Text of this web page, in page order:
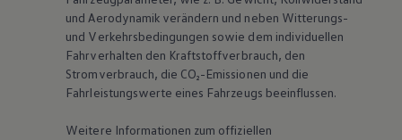
und Aerodynamik verändern und neben Witterungs-
und Verkehrsbedingungen sowie dem individuellen
Fahrverhalten den Kraftstoffverbrauch, den
Stromverbrauch, die CO₂-Emissionen und die
Fahrleistungswerte eines Fahrzeugs beeinflussen.
Weitere Informationen zum offiziellen